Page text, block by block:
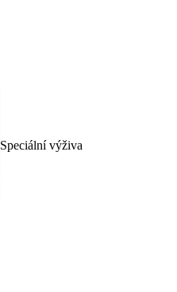
Speciální výživa